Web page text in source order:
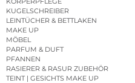
KUGELSCHREIBER
LEINTÜCHER & BETTLAKEN
MAKE UP
MÖBEL
PARFUM & DUFT
PFANNEN
RASIERER & RASUR ZUBEHÖR
TEINT | GESICHTS MAKE UP